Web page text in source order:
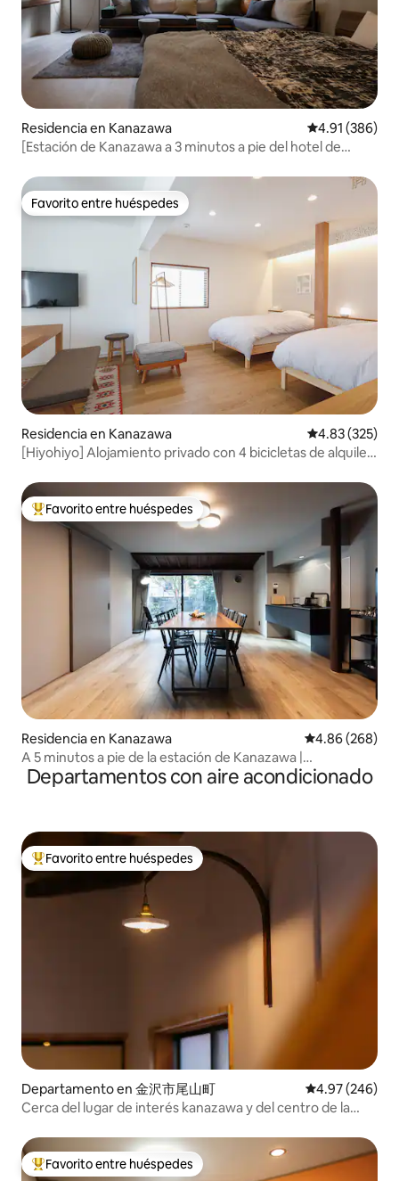
Residencia en Kanazawa Calificación
4.91 (386)
[Estación de Kanazawa a 3 minutos a pie del hotel de
divierten!
Favorito entre huéspedes
Favorito entre huéspedes
Residencia en Kanazawa Calificación
4.83 (325)
[Hiyohiyo] Alojamiento privado con 4 bicicletas de alquiler
Kenroku-en y del Castillo de Kanazawa
De los mejores en Favorito entre huéspedes
Favorito entre huéspedes
Residencia en Kanazawa Calificación
4.86 (268)
A 5 minutos a pie de la estación de Kanazawa |
[Totalmente privado] Casa tradicional moderna de 4
dormitorios + 2 baños
Departamentos con aire acondicionado
De los mejores en Favorito entre huéspedes
Favorito entre huéspedes
Departamento en 金沢市尾山町 Calificación
4.97 (246)
Cerca del lugar de interés kanazawa y del centro de la
De los mejores en Favorito entre huéspedes
Favorito entre huéspedes